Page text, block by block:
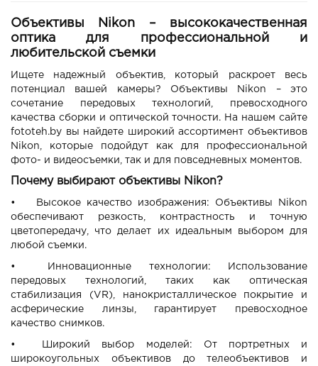
Объективы Nikon – высококачественная
оптика для профессиональной и
любительской съемки
Ищете надежный объектив, который раскроет весь
потенциал вашей камеры? Объективы Nikon – это
сочетание передовых технологий, превосходного
качества сборки и оптической точности. На нашем сайте
fototeh.by вы найдете широкий ассортимент объективов
Nikon, которые подойдут как для профессиональной
фото- и видеосъемки, так и для повседневных моментов.
Почему выбирают объективы Nikon?
•
Высокое качество изображения: Объективы Nikon
обеспечивают резкость, контрастность и точную
цветопередачу, что делает их идеальным выбором для
любой съемки.
•
Инновационные технологии: Использование
передовых технологий, таких как оптическая
стабилизация (VR), нанокристаллическое покрытие и
асферические линзы, гарантирует превосходное
качество снимков.
•
Широкий выбор моделей: От портретных и
широкоугольных объективов до телеобъективов и